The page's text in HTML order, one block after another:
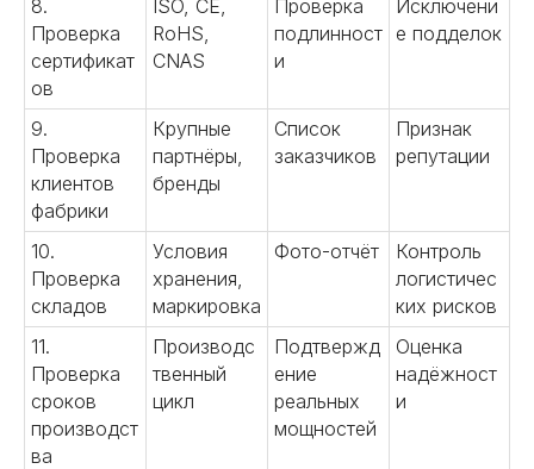
8.
Проверка
сертификат
ов
ISO, CE,
RoHS,
CNAS
Проверка
подлинност
и
Исключени
е подделок
9.
Проверка
клиентов
фабрики
Крупные
партнёры,
бренды
Список
заказчиков
Признак
репутации
10.
Проверка
складов
Условия
хранения,
маркировка
Фото-отчёт
Контроль
логистичес
ких рисков
11.
Проверка
сроков
производст
ва
Производс
твенный
цикл
Подтвержд
ение
реальных
мощностей
Оценка
надёжност
и